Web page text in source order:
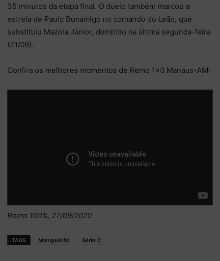
35 minutos da etapa final. O duelo também marcou a
estreia de Paulo Bonamigo no comando do Leão, que
substituiu Mazola Júnior, demitido na última segunda-feira
(21/09).
Confira os melhores momentos de Remo 1×0 Manaus-AM:
Remo 100%, 27/09/2020
TAGS Mangueirão Série C